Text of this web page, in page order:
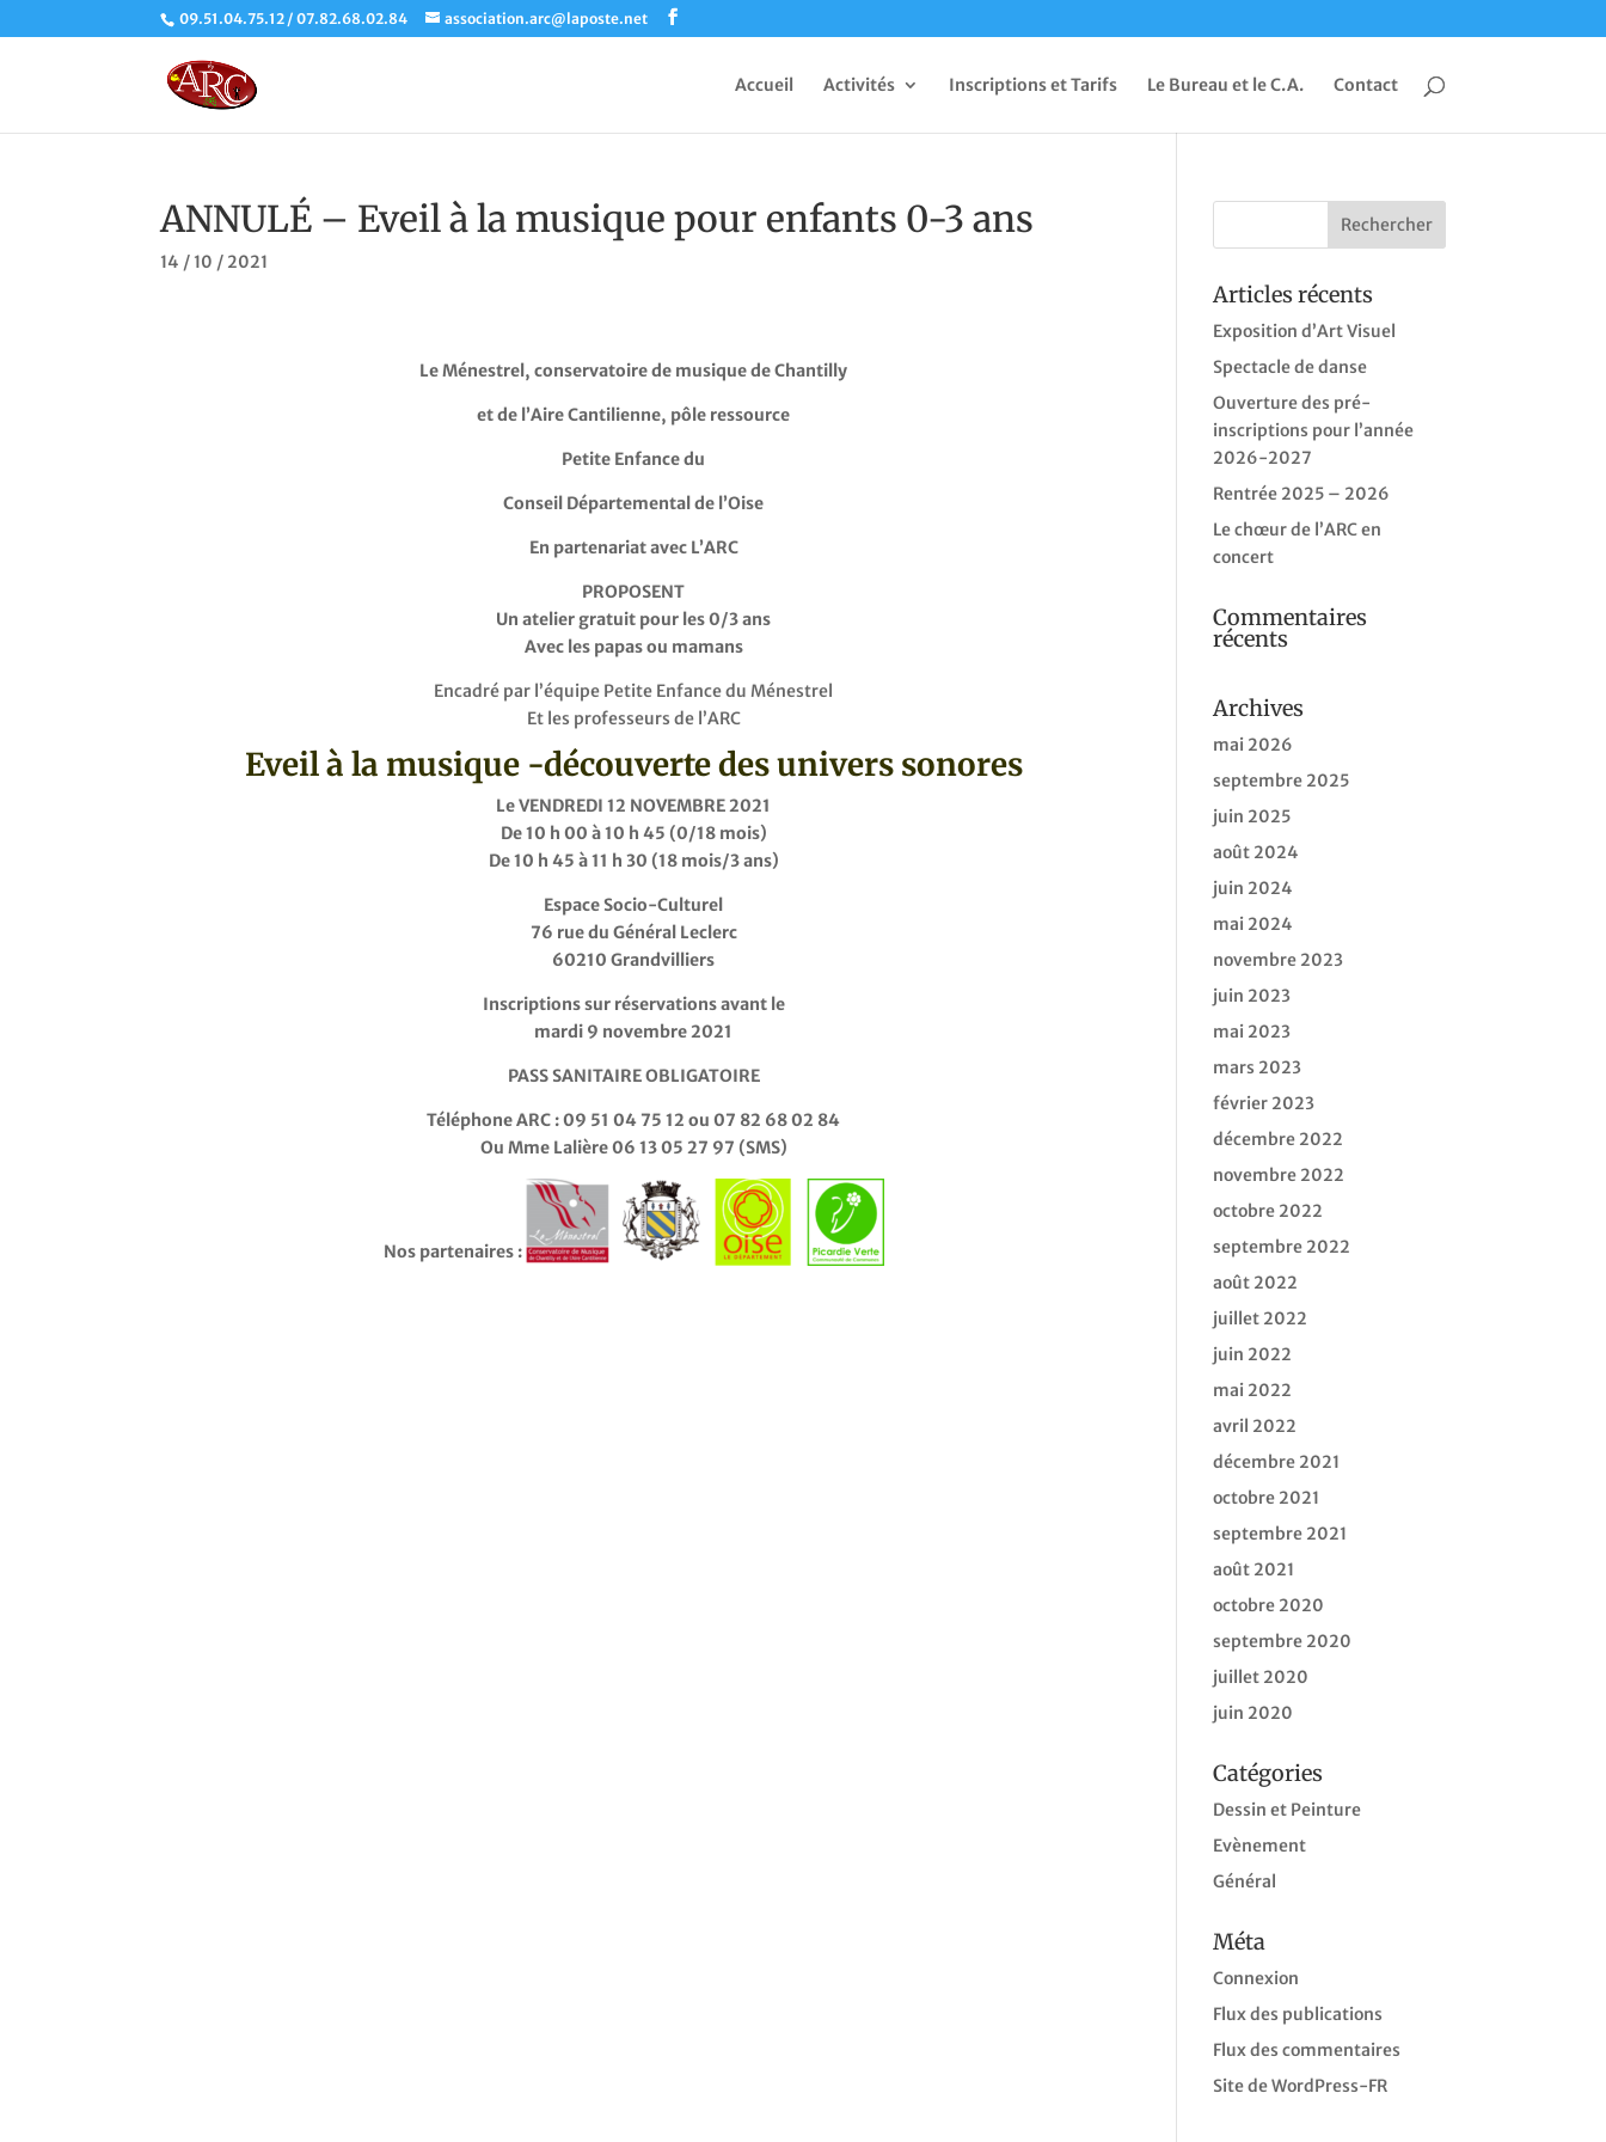
09.51.04.75.12 / 07.82.68.02.84 association.arc@laposte.net
Accueil Activités Inscriptions et Tarifs Le Bureau et le C.A. Contact
ANNULÉ – Eveil à la musique pour enfants 0-3 ans
14 / 10 / 2021
Le Ménestrel, conservatoire de musique de Chantilly
et de l’Aire Cantilienne, pôle ressource
Petite Enfance du
Conseil Départemental de l’Oise
En partenariat avec L’ARC
PROPOSENT
Un atelier gratuit pour les 0/3 ans
Avec les papas ou mamans
Encadré par l’équipe Petite Enfance du Ménestrel
Et les professeurs de l’ARC
Eveil à la musique -découverte des univers sonores
Le VENDREDI 12 NOVEMBRE 2021
De 10 h 00 à 10 h 45 (0/18 mois)
De 10 h 45 à 11 h 30 (18 mois/3 ans)
Espace Socio-Culturel
76 rue du Général Leclerc
60210 Grandvilliers
Inscriptions sur réservations avant le
mardi 9 novembre 2021
PASS SANITAIRE OBLIGATOIRE
Téléphone ARC : 09 51 04 75 12 ou 07 82 68 02 84
Ou Mme Lalière 06 13 05 27 97 (SMS)
Nos partenaires :
Articles récents
Exposition d’Art Visuel
Spectacle de danse
Ouverture des pré-
inscriptions pour l’année
2026-2027
Rentrée 2025 – 2026
Le chœur de l’ARC en
concert
Commentaires
récents
Archives
mai 2026
septembre 2025
juin 2025
août 2024
juin 2024
mai 2024
novembre 2023
juin 2023
mai 2023
mars 2023
février 2023
décembre 2022
novembre 2022
octobre 2022
septembre 2022
août 2022
juillet 2022
juin 2022
mai 2022
avril 2022
décembre 2021
octobre 2021
septembre 2021
août 2021
octobre 2020
septembre 2020
juillet 2020
juin 2020
Catégories
Dessin et Peinture
Evènement
Général
Méta
Connexion
Flux des publications
Flux des commentaires
Site de WordPress-FR